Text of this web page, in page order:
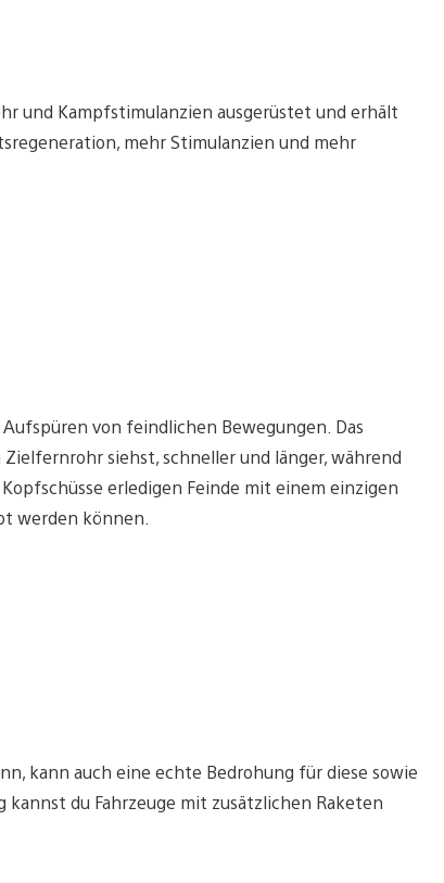
und Kampfstimulanzien ausgerüstet und erhält
mehr Stimulanzien und mehr
von feindlichen Bewegungen. Das
siehst, schneller und länger, während
erledigen Feinde mit einem einzigen
werden können.
kann auch eine echte Bedrohung für diese sowie
du Fahrzeuge mit zusätzlichen Raketen